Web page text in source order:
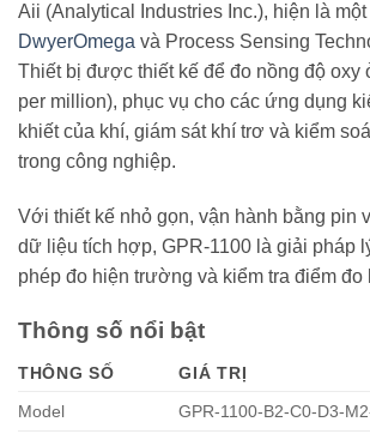
Aii (Analytical Industries Inc.), hiện là
DwyerOmega và Process Sensing
Thiết bị được thiết kế để đo nồng độ oxy
per million), phục vụ cho các ứng dụng
khiết của khí, giám sát khí trơ và kiểm
trong công nghiệp.
Với thiết kế nhỏ gọn, vận hành bằng pin
dữ liệu tích hợp, GPR-1100 là giải pháp
phép đo hiện trường và kiểm tra điểm đo
Thông số nổi bật
THÔNG SỐ
GIÁ TRỊ
Model
GPR-1100-B2-C0-D3-